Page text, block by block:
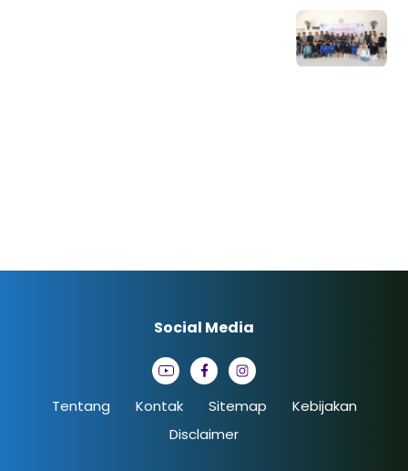
Tentang Kontak Sitemap
Kebijakan
Disclaimer
Social Media